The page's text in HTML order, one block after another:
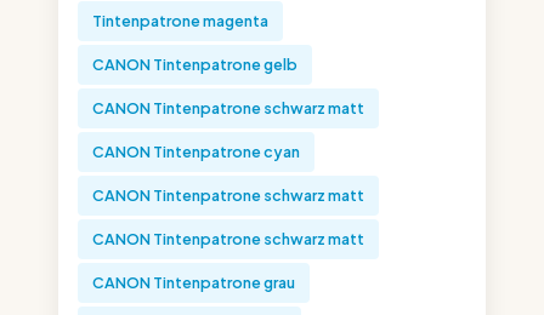
Tintenpatrone magenta
CANON Tintenpatrone gelb
CANON Tintenpatrone schwarz matt
CANON Tintenpatrone cyan
CANON Tintenpatrone schwarz matt
CANON Tintenpatrone schwarz matt
CANON Tintenpatrone grau